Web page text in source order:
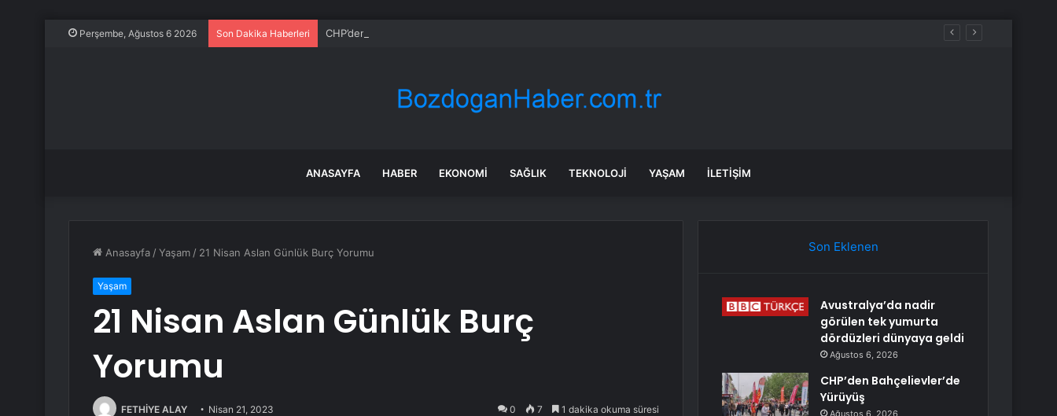
Perşembe, Ağustos 6 2026 Son Dakika Haberleri CHP’den Bahçelievler’de Yürüyüş
ANASAYFA HABER EKONOMI SAĞLIK TEKNOLOJI YAŞAM İLETIŞIM
Anasayfa /Yaşam / 21 Nisan Aslan Günlük Burç Yorumu
Yaşam
21 Nisan Aslan Günlük Burç
Yorumu
FETHİYE ALAY Nisan 21, 2023 0 7 1 dakika okuma süresi
Son Eklenen
Avustralya’da nadir
görülen tek yumurta
dördüzleri dünyaya geldi
Ağustos 6, 2026
CHP’den Bahçelievler’de
Yürüyüş
Ağustos 6, 2026